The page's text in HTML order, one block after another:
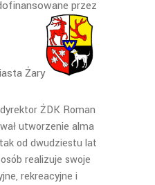
przez
Żary
ŻDK Roman
utworzenie alma
od dwudziestu lat
realizuje swoje
rekreacyjne i